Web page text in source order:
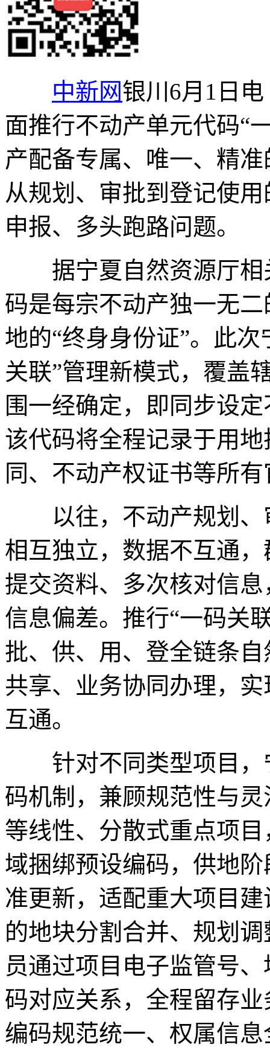
中新网银川6月1日
面推行不动产单元代码“
产配备专属、唯一、精
从规划、审批到登记使
申报、多头跑路问题。
据宁夏自然资源厅相
码是每宗不动产独一无
地的“终身身份证”。此
关联”管理新模式，覆盖
围一经确定，即同步设
该代码将全程记录于用
同、不动产权证书等所
以往，不动产规划、
相互独立，数据不互通
提交资料、多次核对信
信息偏差。推行“一码关
批、供、用、登全链条
共享、业务协同办理，
互通。
针对不同类型项目，
码机制，兼顾规范性与
等线性、分散式重点项
域捆绑预设编码，供地
准更新，适配重大项目
的地块分割合并、规划
员通过项目电子监管号
码对应关系，全程留存
编码规范统一、权属信